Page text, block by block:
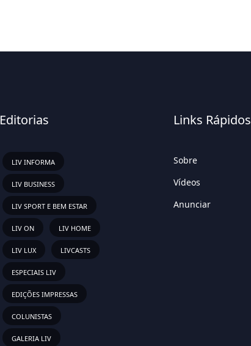
Editorias
LIV INFORMA
LIV BUSINESS
LIV SPORT E BEM ESTAR
LIV ON LIV HOME
LIV LUX LIVCASTS
ESPECIAIS LIV
EDIÇÕES IMPRESSAS
COLUNISTAS
GALERIA LIV
Links Rápidos
Sobre
Vídeos
Anunciar